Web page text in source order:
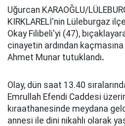
Uğurcan KARAOĞLU/
KIRKLARELİ'nin Lüleburgaz
Okay Filibeli'yi (47),
cinayetin ardından
Ahmet Munar tutuklandı.
Olay, dün saat 13.40
Emrullah Efendi Caddesi
kıraathanesinde meydana
annesi ile dini nikahlı olarak